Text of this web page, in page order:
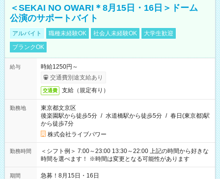
＜SEKAI NO OWARI＊8月15日・16日＞ドーム
公演のサポートバイト
アルバイト 職種未経験OK 社会人未経験OK
大学生歓迎
ブランクOK
給与
時給1250円～
交通費別途支給あり
交通費 支給（規定有り）
勤務地
東京都文京区
後楽園駅から徒歩5分 / 水道橋駅から徒歩5分 / 春日(東京都)駅
から徒歩7分
株式会社ライブパワー
勤務時間
＜シフト例＞ 7:00～23:00 13:30～22:00 上記の時間から好きな
時間を選べます！ ※時間は変更となる可能性があります
期間 急募！8月15日・16日